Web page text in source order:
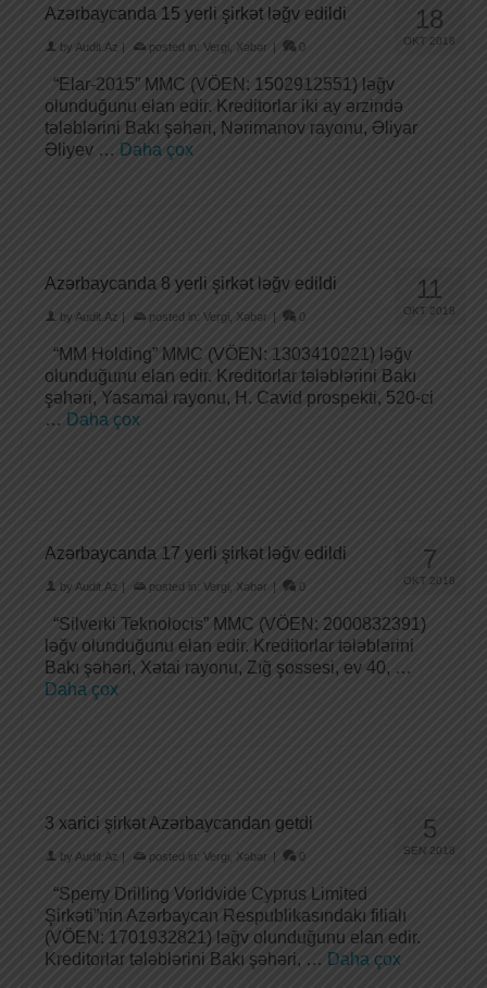
18
OKT 2018
Azərbaycanda 15 yerli şirkət ləğv edildi
by Audit.Az | posted in: Vergi Xəbər | 0
“Elar-2015” MMC (VÖEN: 1502912551) ləğv
olunduğunu elan edir. Kreditorlar iki ay ərzində
tələblərini Bakı şəhəri, Nərimanov rayonu, Əliyar
Əliyev … Daha çox
11
OKT 2018
Azərbaycanda 8 yerli şirkət ləğv edildi
by Audit.Az | posted in: Vergi Xəbər | 0
“MM Holding” MMC (VÖEN: 1303410221) ləğv
olunduğunu elan edir. Kreditorlar tələblərini Bakı
şəhəri, Yasamal rayonu, H. Cavid prospekti, 520-ci
… Daha çox
7
OKT 2018
Azərbaycanda 17 yerli şirkət ləğv edildi
by Audit.Az | posted in: Vergi Xəbər | 0
“Silverki Teknolocis” MMC (VÖEN: 2000832391)
ləğv olunduğunu elan edir. Kreditorlar tələblərini
Bakı şəhəri, Xətai rayonu, Zığ şossesi, ev 40, …
Daha çox
5
SEN 2018
3 xarici şirkət Azərbaycandan getdi
by Audit.Az | posted in: Vergi Xəbər | 0
“Sperry Drilling Vorldvide Cyprus Limited
Şirkəti”nin Azərbaycan Respublikasındakı filialı
(VÖEN: 1701932821) ləğv olunduğunu elan edir.
Kreditorlar tələblərini Bakı şəhəri, … Daha çox